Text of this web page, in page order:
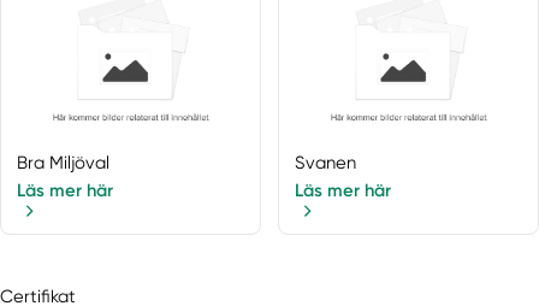
Bra Miljöval
Läs mer här
Svanen
Läs mer här
Certifikat